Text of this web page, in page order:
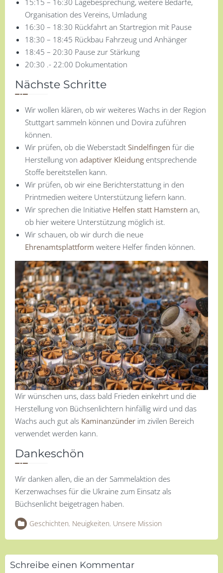
15:15 – 16:30 Lagebesprechung, weitere Bedarfe,
Organisation des Vereins, Umladung
16:30 – 18:30 Rückfahrt an Startregion mit Pause
18:30 – 18:45 Rückbau Fahrzeug und Anhänger
18:45 – 20:30 Pause zur Stärkung
20:30 .- 22:00 Dokumentation
Nächste Schritte
Wir wollen klären, ob wir weiteres Wachs in der Region
Stuttgart sammeln können und Dovira zuführen
können.
Wir prüfen, ob die Weberstadt Sindelfingen für die
Herstellung von adaptiver Kleidung entsprechende
Stoffe bereitstellen kann.
Wir prüfen, ob wir eine Berichterstattung in den
Printmedien weitere Unterstützung liefern kann.
Wir sprechen die Initiative Helfen statt Hamstern an,
ob hier weitere Unterstützung möglich ist.
Wir schauen, ob wir durch die neue
Ehrenamtsplattform weitere Helfer finden können.
Wir wünschen uns, dass bald Frieden einkehrt und die
Herstellung von Büchsenlichtern hinfällig wird und das
Wachs auch gut als Kaminanzünder im zivilen Bereich
verwendet werden kann.
Dankeschön
Wir danken allen, die an der Sammelaktion des
Kerzenwachses für die Ukraine zum Einsatz als
Büchsenlicht beigetragen haben.
Geschichten, Neuigkeiten, Unsere Mission
Schreibe einen Kommentar